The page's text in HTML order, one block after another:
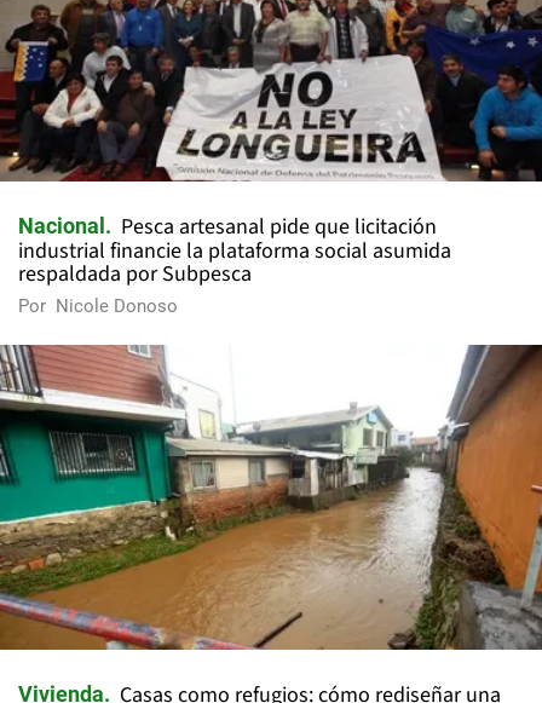
Nacional
Pesca artesanal pide que licitación
industrial financie la plataforma social asumida
respaldada por Subpesca
Por Nicole Donoso
Vivienda
Casas como refugios: cómo rediseñar una